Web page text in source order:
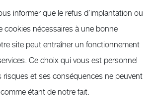
informer que le refus d’implantation ou
cookies nécessaires à une bonne
site peut entraîner un fonctionnement
Ce choix qui vous est personnel
risques et ses conséquences ne peuvent
étant de notre fait.